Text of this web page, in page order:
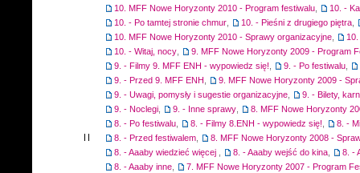
10. MFF Nowe Horyzonty 2010 - Program festiwalu
10. -
10. - Po tamtej stronie chmur
10. - Pieśni z drugiego piętra
10. MFF Nowe Horyzonty 2010 - Sprawy organizacyjne
10. - Witaj, nocy
9. MFF Nowe Horyzonty 2009 - Program
9. - Filmy 9. MFF ENH - wypowiedz się!
9. - Po festiwalu
9. - Przed 9. MFF ENH
9. MFF Nowe Horyzonty 2009 -
9. - Uwagi, pomysły i sugestie organizacyjne
9. - Bilety,
9. - Noclegi
9. - Inne sprawy
8. MFF Nowe Horyzonty
8. - Po festiwalu
8. - Filmy 8.ENH - wypowiedz się!
8. -
8. - Przed festiwalem
8. MFF Nowe Horyzonty 2008 -
8. - Aaaby wiedzieć więcej
8. - Aaaby wejść do kina
8. -
8. - Aaaby inne
7. MFF Nowe Horyzonty 2007 - Program